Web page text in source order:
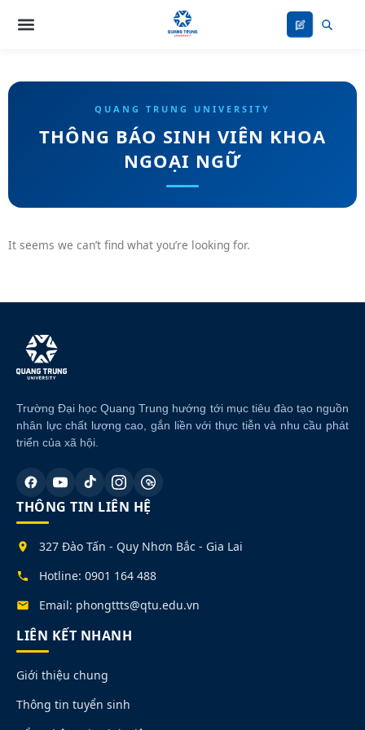
THÔNG BÁO SINH VIÊN KHOA
NGOẠI NGỮ
It seems we can’t find what you’re looking for.
Trường Đại học Quang Trung hướng tới mục tiêu đào tạo nguồn
nhân lực chất lượng cao, gắn liền với thực tiễn và nhu cầu phát
triển của xã hội.
THÔNG TIN LIÊN HỆ
327 Đào Tấn - Quy Nhơn Bắc - Gia Lai
Hotline: 0901 164 488
Email: phongttts@qtu.edu.vn
LIÊN KẾT NHANH
Giới thiệu chung
Thông tin tuyển sinh